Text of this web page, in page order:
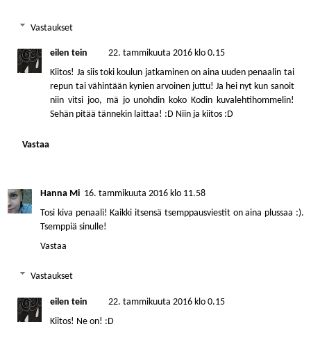
Vastaukset
eilen tein
22. tammikuuta 2016 klo 0.15
Kiitos! Ja siis toki koulun jatkaminen on aina uuden penaalin tai
repun tai vähintään kynien arvoinen juttu! Ja hei nyt kun sanoit
niin vitsi joo, mä jo unohdin koko Kodin kuvalehtihommelin!
Sehän pitää tännekin laittaa! :D Niin ja kiitos :D
Vastaa
Hanna Mi 16. tammikuuta 2016 klo 11.58
Tosi kiva penaali! Kaikki itsensä tsemppausviestit on aina plussaa :).
Tsemppiä sinulle!
Vastaa
Vastaukset
eilen tein
22. tammikuuta 2016 klo 0.15
Kiitos! Ne on! :D